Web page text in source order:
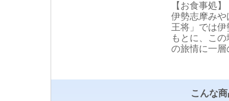
【お食事処】
伊勢志摩み
王将」では
もとに、こ
の旅情に一